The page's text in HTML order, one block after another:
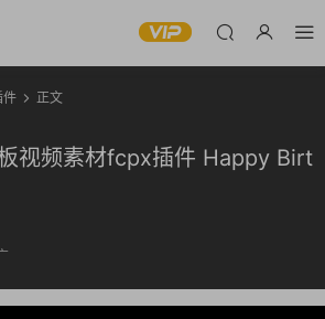
件 正文
视频素材fcpx插件 Happy Birt